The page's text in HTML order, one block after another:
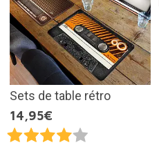
Sets de table rétro
14,95€